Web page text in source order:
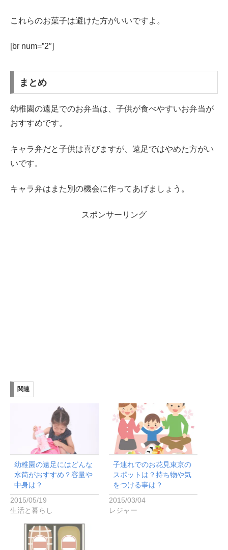
これらのお菓子は避けた方がいいですよ。
[br num=”2″]
まとめ
幼稚園の遠足でのお弁当は、子供が食べやすいお弁当が
おすすめです。
キャラ弁だと子供は喜びますが、遠足ではやめた方がい
いです。
キャラ弁はまた別の機会に作ってあげましょう。
スポンサーリング
関連
幼稚園の遠足にはどんな
水筒がおすすめ？容量や
中身は？
2015/05/19
生活と暮らし
子連れでのお花見東京の
スポットは？持ち物や気
をつける事は？
2015/03/04
レジャー